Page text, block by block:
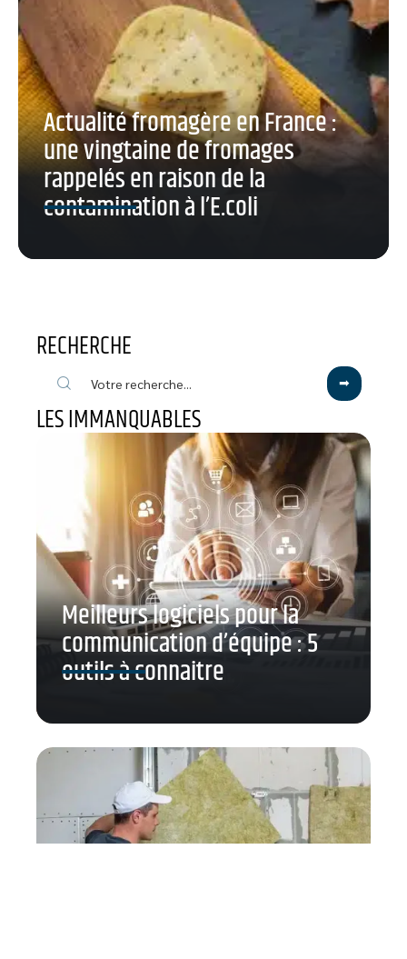
Actualité fromagère en France :
une vingtaine de fromages
rappelés en raison de la
contamination à l’E.coli
RECHERCHE
LES IMMANQUABLES
Meilleurs logiciels pour la
communication d’équipe : 5
outils à connaitre